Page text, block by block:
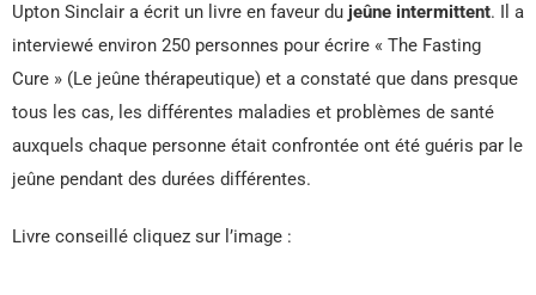
Upton Sinclair a écrit un livre en faveur du jeûne intermittent. Il a
interviewé environ 250 personnes pour écrire « The Fasting
Cure » (Le jeûne thérapeutique) et a constaté que dans presque
tous les cas, les différentes maladies et problèmes de santé
auxquels chaque personne était confrontée ont été guéris par le
jeûne pendant des durées différentes.
Livre conseillé cliquez sur l’image :